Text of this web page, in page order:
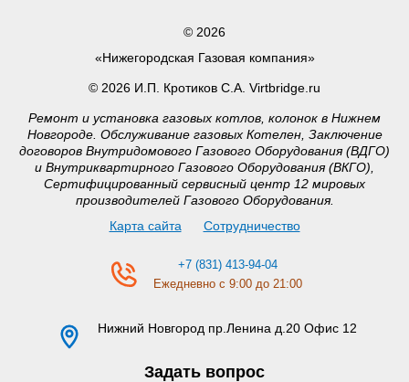
© 2026
«Нижегородская Газовая компания»
© 2026 И.П. Кротиков С.А. Virtbridge.ru
Ремонт и установка газовых котлов, колонок в Нижнем
Новгороде. Обслуживание газовых Котелен, Заключение
договоров Внутридомового Газового Оборудования (ВДГО)
и Внутриквартирного Газового Оборудования (ВКГО),
Сертифицированный сервисный центр 12 мировых
производителей Газового Оборудования.
Карта сайта
Сотрудничество
+7 (831) 413-94-04
Ежедневно с 9:00 до 21:00
Нижний Новгород пр.Ленина д.20 Офис 12
Задать вопрос